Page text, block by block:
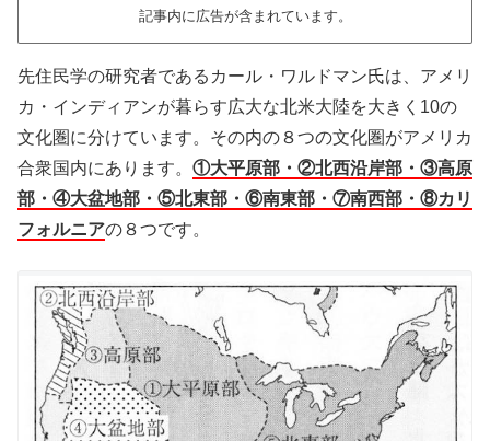
記事内に広告が含まれています。
先住民学の研究者であるカール・ワルドマン氏は、アメリ
カ・インディアンが暮らす広大な北米大陸を大きく10の
文化圏に分けています。その内の８つの文化圏がアメリカ
合衆国内にあります。 ①大平原部・②北西沿岸部・③高原
部・④大盆地部・⑤北東部・⑥南東部・⑦南西部・⑧カリ
フォルニアの８つです。